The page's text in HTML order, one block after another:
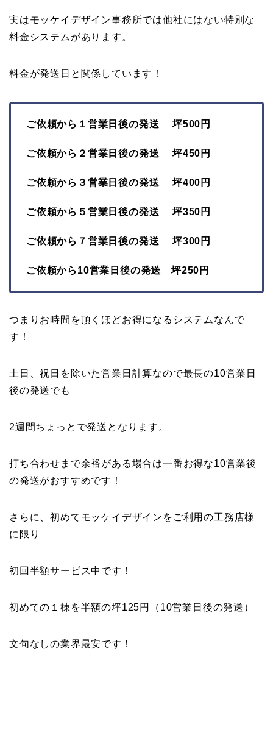
実はモッケイデザイン事務所では他社にはない特別な
料金システムがあります。
料金が発送日と関係しています！
ご依頼から１営業日後の発送 坪500円
ご依頼から２営業日後の発送 坪450円
ご依頼から３営業日後の発送 坪400円
ご依頼から５営業日後の発送 坪350円
ご依頼から７営業日後の発送 坪300円
ご依頼から10営業日後の発送 坪250円
つまりお時間を頂くほどお得になるシステムなんで
す！
土日、祝日を除いた営業日計算なので最長の10営業日
後の発送でも
2週間ちょっとで発送となります。
打ち合わせまで余裕がある場合は一番お得な10営業後
の発送がおすすめです！
さらに、初めてモッケイデザインをご利用の工務店様
に限り
初回半額サービス中です！
初めての１棟を半額の坪125円（10営業日後の発送）
文句なしの業界最安です！